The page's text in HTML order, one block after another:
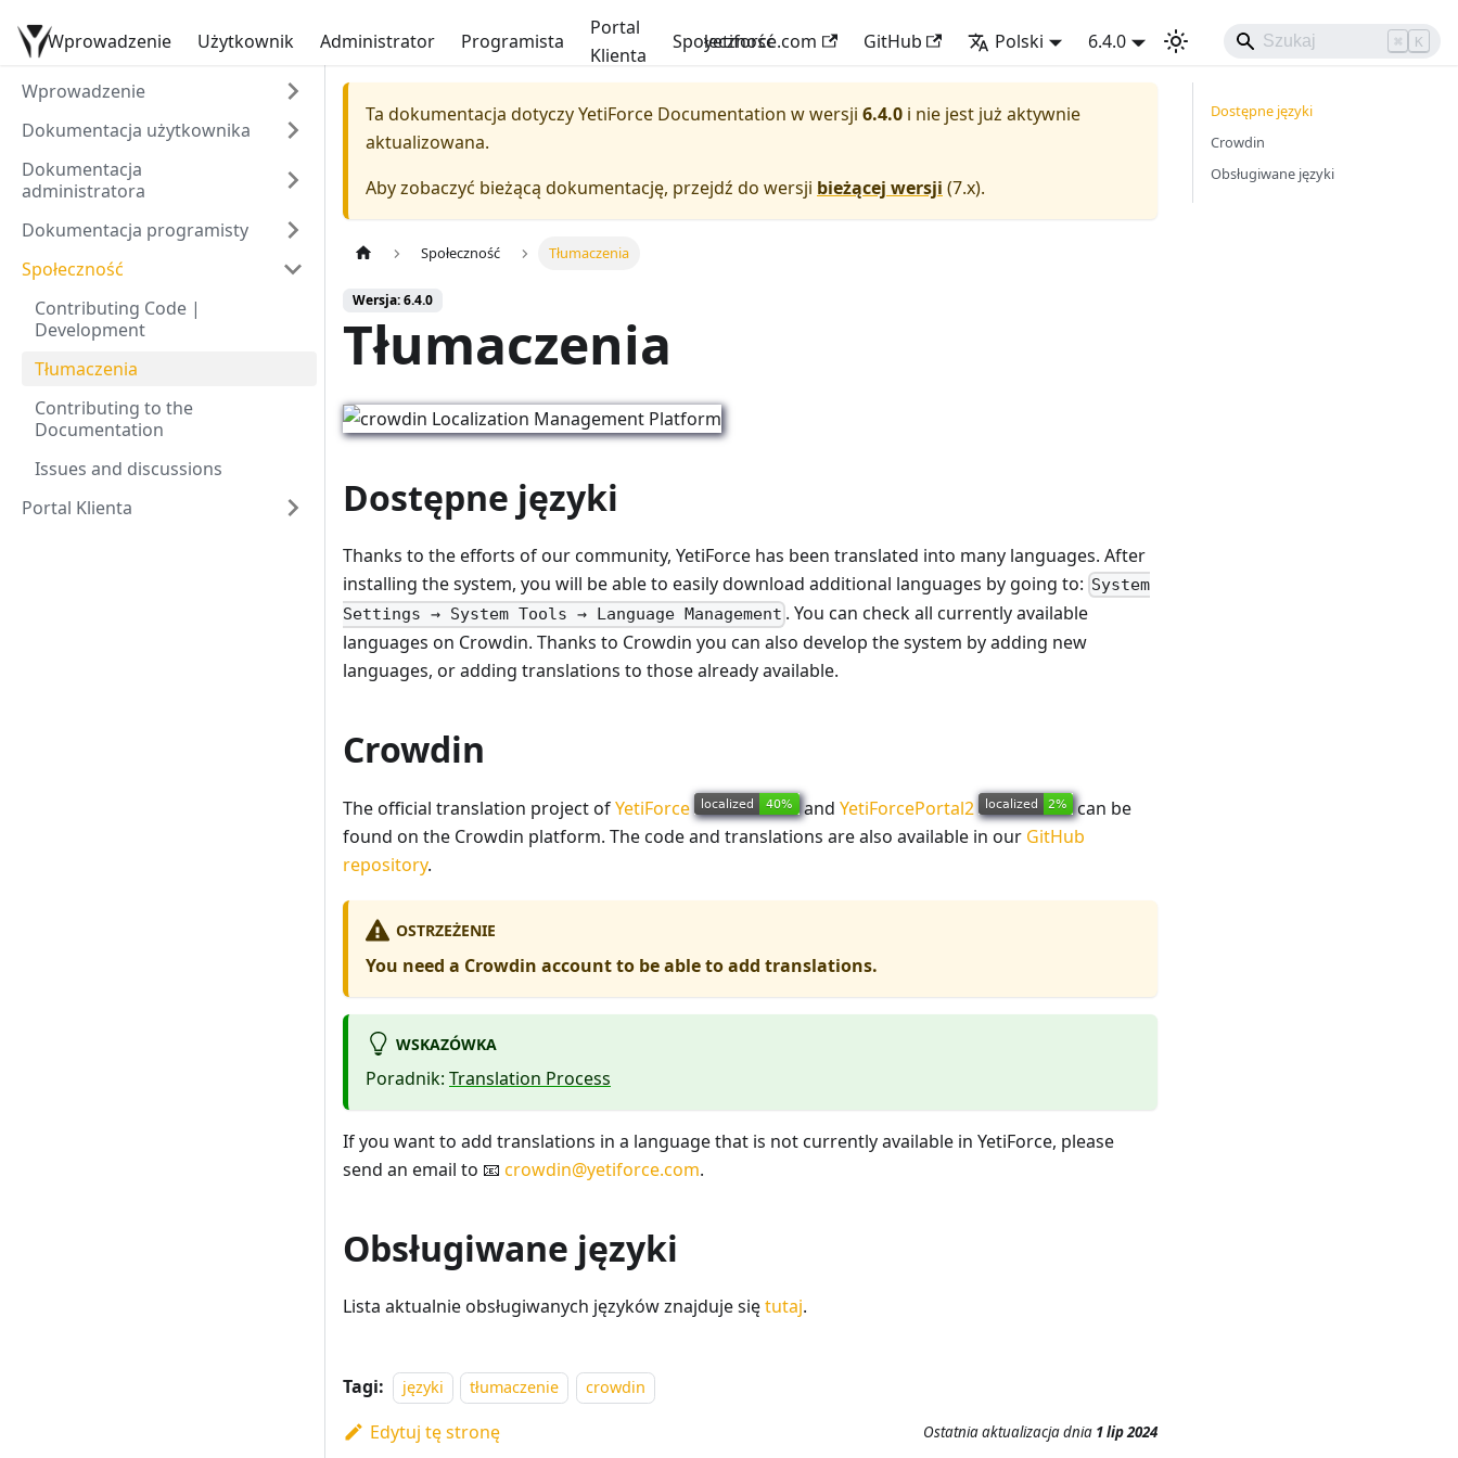
Dokumentacja YetiForce
Wprowadzenie Użytkownik Administrator Programista
Portal
Klienta
Społeczność
yetiforce.com GitHub Polski 6.4.0 ⌘ K
Wprowadzenie
Dokumentacja użytkownika
Dokumentacja
administratora
Dokumentacja programisty
Społeczność
Contributing Code |
Development
Tłumaczenia
Contributing to the
Documentation
Issues and discussions
Portal Klienta
Ta dokumentacja dotyczyYetiForce Documentation w wersji 6.4.0 i nie jest już aktywnie
aktualizowana.
Aby zobaczyć bieżącą dokumentację, przejdź do wersji bieżącej wersji (7.x).
Społeczność Tłumaczenia
Wersja: 6.4.0
Tłumaczenia
Dostępne języki
Thanks to the efforts of our community, YetiForce has been translated into many languages. After
installing the system, you will be able to easily download additional languages by going to: System
Settings → System Tools → Language Management . You can check all currently available
languages on Crowdin. Thanks to Crowdin you can also develop the system by adding new
languages, or adding translations to those already available.
Crowdin
The official translation project ofYetiForce and YetiForcePortal2
can be
found on the Crowdin platform. The code and translations are also available in our GitHub
repository.
OSTRZEŻENIE
You need a Crowdin account to be able to add translations.
WSKAZÓWKA
Poradnik: Translation Process
If you want to add translations in a language that is not currently available in YetiForce, please
send an email to 📧 crowdin@yetiforce.com.
Obsługiwane języki
Lista aktualnie obsługiwanych języków znajduje siętutaj.
Tagi: języki tłumaczenie crowdin
Edytuj tę stronę Ostatnia aktualizacjadnia 1 lip 2024
Dostępne języki
Crowdin
Obsługiwane języki